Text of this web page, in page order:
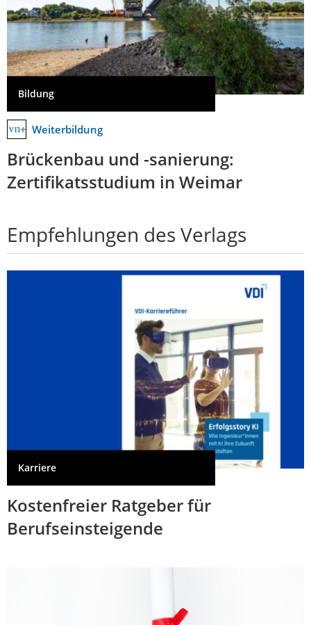
Bildung
Weiterbildung
Brückenbau und -sanierung:
Zertifikatsstudium in Weimar
Empfehlungen des Verlags
Karriere
Kostenfreier Ratgeber für
Berufseinsteigende